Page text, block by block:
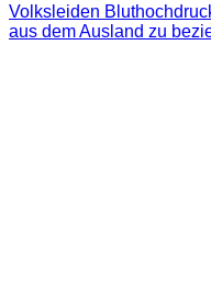
Volksleiden
aus dem Ausland zu